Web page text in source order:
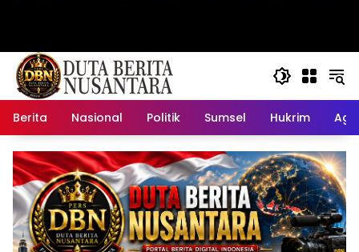
Berita Nasional Politik Sumsel Hukrim